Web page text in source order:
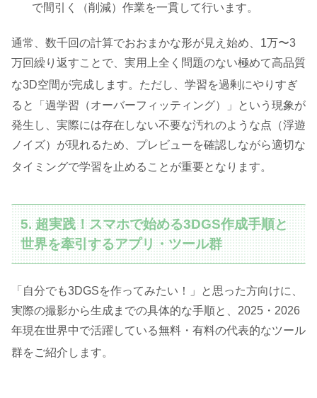
で間引く（削減）作業を一貫して行います。
通常、数千回の計算でおおまかな形が見え始め、1万〜3
万回繰り返すことで、実用上全く問題のない極めて高品質
な3D空間が完成します。ただし、学習を過剰にやりすぎ
ると「過学習（オーバーフィッティング）」という現象が
発生し、実際には存在しない不要な汚れのような点（浮遊
ノイズ）が現れるため、プレビューを確認しながら適切な
タイミングで学習を止めることが重要となります。
5. 超実践！スマホで始める3DGS作成手順と
世界を牽引するアプリ・ツール群
「自分でも3DGSを作ってみたい！」と思った方向けに、
実際の撮影から生成までの具体的な手順と、2025・2026
年現在世界中で活躍している無料・有料の代表的なツール
群をご紹介します。